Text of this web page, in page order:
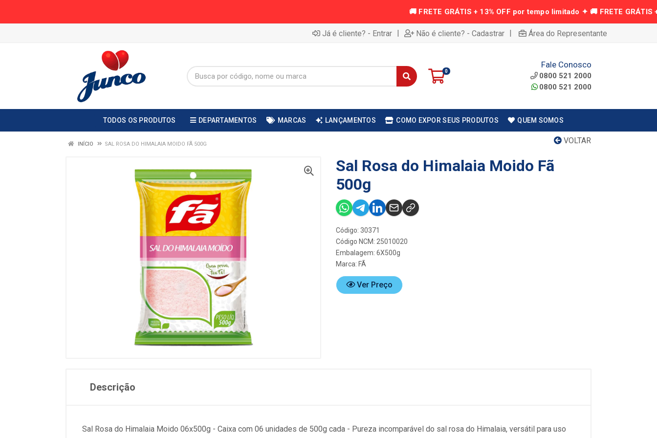
Já é cliente? - Entrar | Não é cliente? - Cadastrar | Área do Representante
0
Fale Conosco
0800 521 2000
0800 521 2000
TODOS OS PRODUTOS DEPARTAMENTOS MARCAS LANÇAMENTOS COMO EXPOR SEUS PRODUTOS QUEM SOMOS
VOLTAR
INÍCIO SAL ROSA DO HIMALAIA MOIDO FÃ 500G
Sal Rosa do Himalaia Moido Fã
500g
Código: 30371
Código NCM: 25010020
Embalagem: 6X500g
Marca: FÃ
Ver Preço
Descrição
Sal Rosa do Himalaia Moido 06x500g - Caixa com 06 unidades de 500g cada - Pureza incomparável do sal rosa do Himalaia, versátil para uso